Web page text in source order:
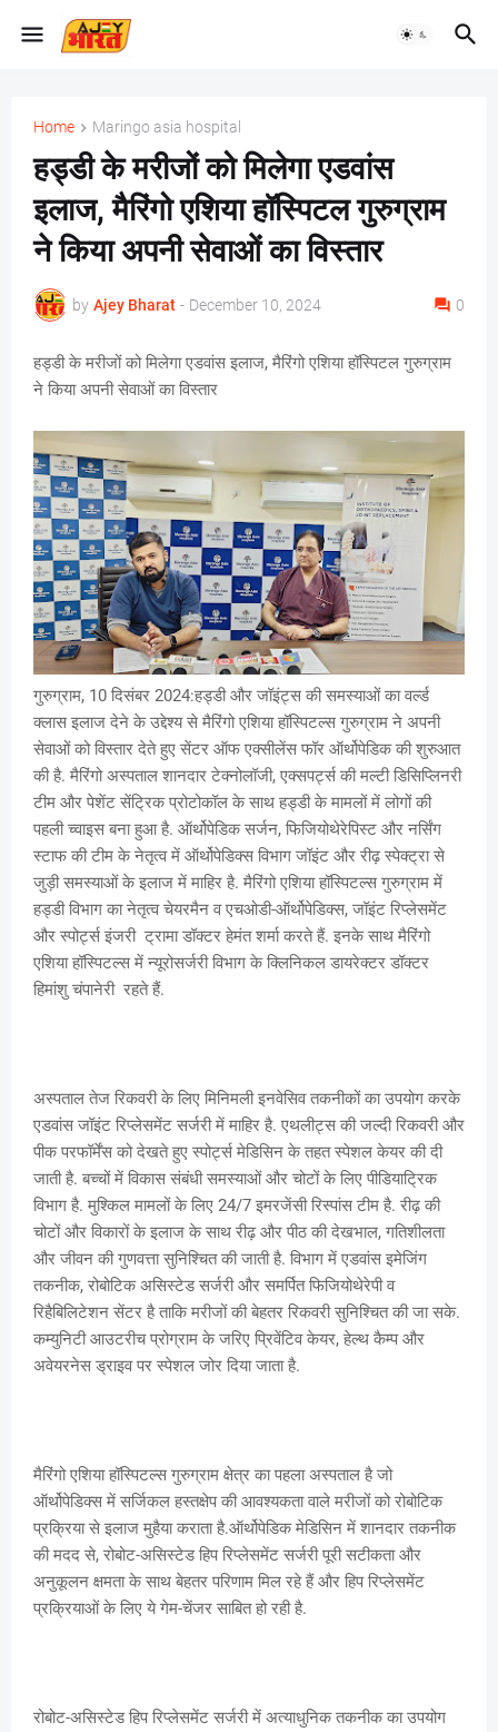
Home Maringo asia hospital
हड्डी के मरीजों को मिलेगा एडवांस
इलाज, मैरिंगो एशिया हॉस्पिटल गुरुग्राम
ने किया अपनी सेवाओं का विस्तार
by Ajey Bharat - December 10, 2024 0
हड्डी के मरीजों को मिलेगा एडवांस इलाज, मैरिंगो एशिया हॉस्पिटल गुरुग्राम
ने किया अपनी सेवाओं का विस्तार
गुरुग्राम, 10 दिसंबर 2024:हड्डी और जॉइंट्स की समस्याओं का वर्ल्ड
क्लास इलाज देने के उद्देश्य से मैरिंगो एशिया हॉस्पिटल्स गुरुग्राम ने अपनी
सेवाओं को विस्तार देते हुए सेंटर ऑफ एक्सीलेंस फॉर ऑर्थोपेडिक की शुरुआत
की है. मैरिंगो अस्पताल शानदार टेक्नोलॉजी, एक्सपर्ट्स की मल्टी डिसिप्लिनरी
टीम और पेशेंट सेंट्रिक प्रोटोकॉल के साथ हड्डी के मामलों में लोगों की
पहली च्वाइस बना हुआ है. ऑर्थोपेडिक सर्जन, फिजियोथेरेपिस्ट और नर्सिंग
स्टाफ की टीम के नेतृत्व में ऑर्थोपेडिक्स विभाग जॉइंट और रीढ़ स्पेक्ट्रा से
जुड़ी समस्याओं के इलाज में माहिर है. मैरिंगो एशिया हॉस्पिटल्स गुरुग्राम में
हड्डी विभाग का नेतृत्व चेयरमैन व एचओडी-ऑर्थोपेडिक्स, जॉइंट रिप्लेसमेंट
और स्पोर्ट्स इंजरी ट्रामा डॉक्टर हेमंत शर्मा करते हैं. इनके साथ मैरिंगो
एशिया हॉस्पिटल्स में न्यूरोसर्जरी विभाग के क्लिनिकल डायरेक्टर डॉक्टर
हिमांशु चंपानेरी रहते हैं.
अस्पताल तेज रिकवरी के लिए मिनिमली इनवेसिव तकनीकों का उपयोग करके
एडवांस जॉइंट रिप्लेसमेंट सर्जरी में माहिर है. एथलीट्स की जल्दी रिकवरी और
पीक परफॉर्मेंस को देखते हुए स्पोर्ट्स मेडिसिन के तहत स्पेशल केयर की दी
जाती है. बच्चों में विकास संबंधी समस्याओं और चोटों के लिए पीडियाट्रिक
विभाग है. मुश्किल मामलों के लिए 24/7 इमरजेंसी रिस्पांस टीम है. रीढ़ की
चोटों और विकारों के इलाज के साथ रीढ़ और पीठ की देखभाल, गतिशीलता
और जीवन की गुणवत्ता सुनिश्चित की जाती है. विभाग में एडवांस इमेजिंग
तकनीक, रोबोटिक असिस्टेड सर्जरी और समर्पित फिजियोथेरेपी व
रिहैबिलिटेशन सेंटर है ताकि मरीजों की बेहतर रिकवरी सुनिश्चित की जा सके.
कम्युनिटी आउटरीच प्रोग्राम के जरिए प्रिवेंटिव केयर, हेल्थ कैम्प और
अवेयरनेस ड्राइव पर स्पेशल जोर दिया जाता है.
मैरिंगो एशिया हॉस्पिटल्स गुरुग्राम क्षेत्र का पहला अस्पताल है जो
ऑर्थोपेडिक्स में सर्जिकल हस्तक्षेप की आवश्यकता वाले मरीजों को रोबोटिक
प्रक्रिया से इलाज मुहैया कराता है.ऑर्थोपेडिक मेडिसिन में शानदार तकनीक
की मदद से, रोबोट-असिस्टेड हिप रिप्लेसमेंट सर्जरी पूरी सटीकता और
अनुकूलन क्षमता के साथ बेहतर परिणाम मिल रहे हैं और हिप रिप्लेसमेंट
प्रक्रियाओं के लिए ये गेम-चेंजर साबित हो रही है.
रोबोट-असिस्टेड हिप रिप्लेसमेंट सर्जरी में अत्याधुनिक तकनीक का उपयोग